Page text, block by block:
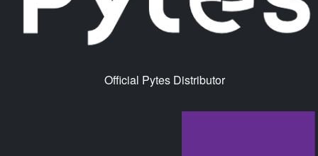
Official Pytes Distributor